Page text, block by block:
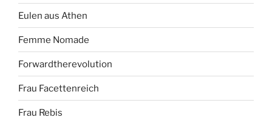
Eulen aus Athen
Femme Nomade
Forwardtherevolution
Frau Facettenreich
Frau Rebis